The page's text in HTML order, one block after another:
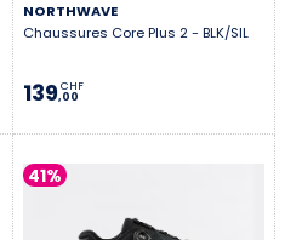
NORTHWAVE
Chaussures Core Plus 2 - BLK/SIL
139,00
CHF
41%